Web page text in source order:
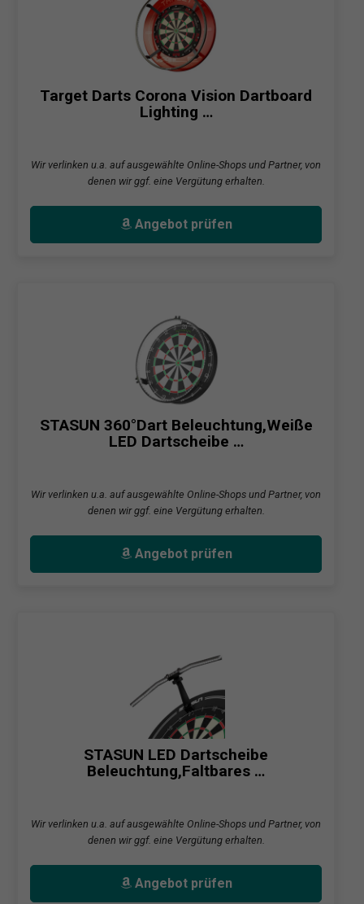
Target Darts Corona Vision Dartboard
Lighting …
Wir verlinken u.a. auf ausgewählte Online-Shops und Partner, von
denen wir ggf. eine Vergütung erhalten.
Angebot prüfen
STASUN 360°Dart Beleuchtung,Weiße
LED Dartscheibe …
Wir verlinken u.a. auf ausgewählte Online-Shops und Partner, von
denen wir ggf. eine Vergütung erhalten.
Angebot prüfen
STASUN LED Dartscheibe
Beleuchtung,Faltbares …
Wir verlinken u.a. auf ausgewählte Online-Shops und Partner, von
denen wir ggf. eine Vergütung erhalten.
Angebot prüfen